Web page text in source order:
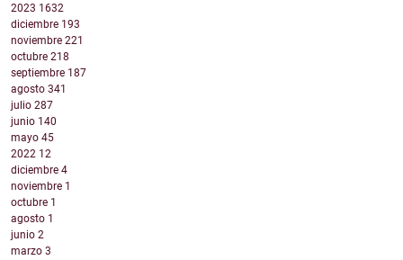
2023 1632
diciembre 193
noviembre 221
octubre 218
septiembre 187
agosto 341
julio 287
junio 140
mayo 45
2022 12
diciembre 4
noviembre 1
octubre 1
agosto 1
junio 2
marzo 3